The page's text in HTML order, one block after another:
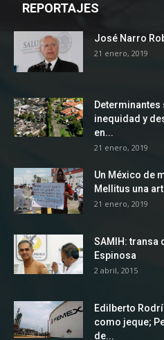
REPORTAJES
José Narro
21 enero, 2019
inequidad y
en...
21 enero, 2019
Un México de
Mellitus una
21 enero, 2019
SAMIH: transa
Espinosa
2 abril, 2015
Edilberto
como jeque;
de...